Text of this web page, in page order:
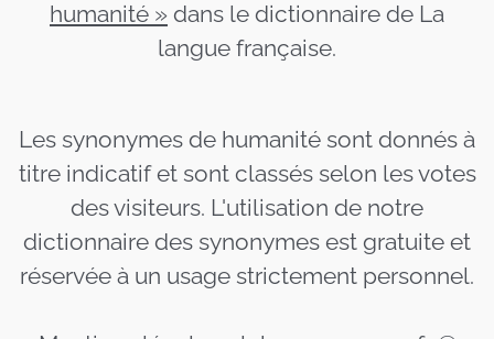
humanité » dans le dictionnaire de La
langue française.
Les synonymes de humanité sont donnés à
titre indicatif et sont classés selon les votes
des visiteurs. L'utilisation de notre
dictionnaire des synonymes est gratuite et
réservée à un usage strictement personnel.